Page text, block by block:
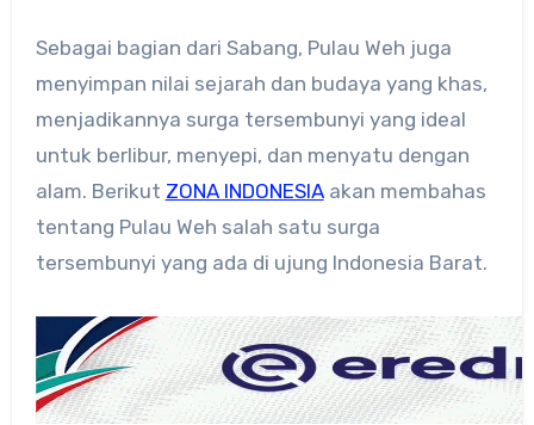
Sebagai bagian dari Sabang, Pulau Weh juga
menyimpan nilai sejarah dan budaya yang khas,
menjadikannya surga tersembunyi yang ideal
untuk berlibur, menyepi, dan menyatu dengan
alam. Berikut ZONA INDONESIAakan membahas
tentang Pulau Weh salah satu surga
tersembunyi yang ada di ujung Indonesia Barat.